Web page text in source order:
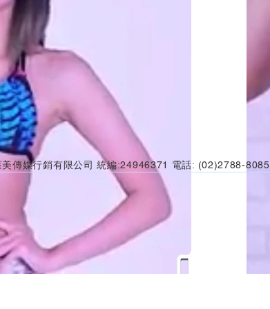
美傳媒行銷有限公司 統編:24946371 電話: (02)2788-8085